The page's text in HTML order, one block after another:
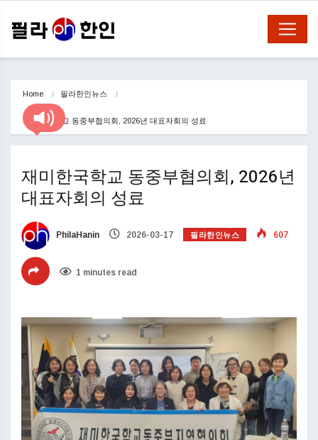
Home 필라한인뉴스
재미한국학교 동중부협의회, 2026년 대표자회의 성료
재미한국학교 동중부협의회, 2026년
대표자회의 성료
PhilaHanin 2026-03-17 필라한인뉴스 607
1 minutes read